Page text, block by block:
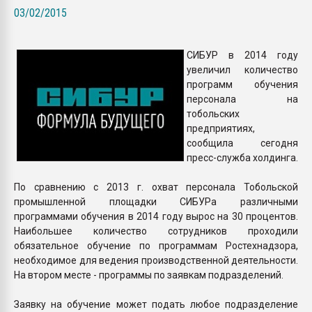
ПЕРЕЙТИ НА
03/02/2015
СИБУР в 2014 году
увеличил количество
программ обучения
персонала на
тобольских
предприятиях,
сообщила сегодня
пресс-служба холдинга.
По сравнению с 2013 г. охват персонала Тобольской
промышленной площадки СИБУРа различными
программами обучения в 2014 году вырос на 30 процентов.
Наибольшее количество сотрудников проходили
обязательное обучение по программам Ростехнадзора,
необходимое для ведения производственной деятельности.
На втором месте - программы по заявкам подразделений.
Заявку на обучение может подать любое подразделение